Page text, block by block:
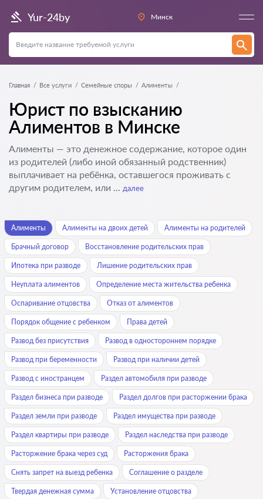
Yur-24by Минск
Главная Все услуги Семейные споры Алименты
Юрист по взысканию
Алиментов в Минске
Алименты — это денежное содержание, которое один
из родителей (либо иной обязанный родственник)
выплачивает на ребёнка, оставшегося проживать с
другим родителем, или ... далее
Алименты Алименты на двоих детей Алименты на родителей
Брачный договор Восстановление родительских прав
Ипотека при разводе Лишение родительских прав
Неуплата алиментов Определение места жительства ребенка
Оспаривание отцовства Отказ от алиментов
Порядок общение с ребенком Права детей
Развод без присутствия Развод в одностороннем порядке
Развод при беременности Развод при наличии детей
Развод с иностранцем Раздел автомобиля при разводе
Раздел бизнеса при разводе Раздел долгов при расторжении брака
Раздел земли при разводе Раздел имущества при разводе
Раздел квартиры при разводе Раздел наследства при разводе
Расторжение брака через суд Расторжения брака
Снять запрет на выезд ребенка Соглашение о разделе
Твердая денежная сумма Установление отцовства